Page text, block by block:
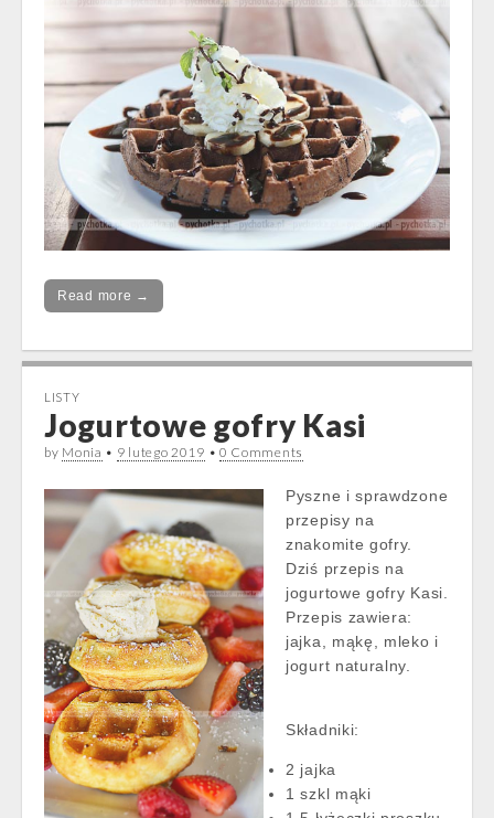
Read more →
LISTY
Jogurtowe gofry Kasi
by Monia • 9 lutego 2019 • 0 Comments
Pyszne i sprawdzone
przepisy na
znakomite gofry.
Dziś przepis na
jogurtowe gofry Kasi.
Przepis zawiera:
jajka, mąkę, mleko i
jogurt naturalny.
Składniki:
2 jajka
1 szkl mąki